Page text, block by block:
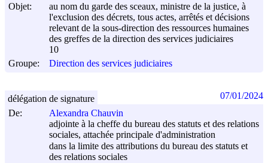
Objet:
au nom du garde des sceaux, ministre de la justice, à
l'exclusion des décrets, tous actes, arrêtés et décisions
relevant de la sous-direction des ressources humaines
des greffes de la direction des services judiciaires
10
Groupe:
Direction des services judiciaires
De:
Alexandra Chauvin
adjointe à la cheffe du bureau des statuts et des relations
sociales, attachée principale d'administration
dans la limite des attributions du bureau des statuts et
des relations sociales
délégation de signature 07/01/2024